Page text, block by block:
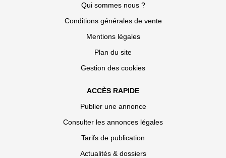
Qui sommes nous ?
Conditions générales de vente
Mentions légales
Plan du site
Gestion des cookies
ACCÈS RAPIDE
Publier une annonce
Consulter les annonces légales
Tarifs de publication
Actualités & dossiers